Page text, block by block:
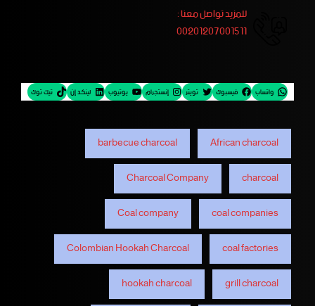
للمزيد تواصل معنا :
00201207001511
واتساب فيسبوك تويتر إنستجرام يوتيوب لينكد إن تيك توك
African charcoal
barbecue charcoal
charcoal
Charcoal Company
coal companies
Coal company
coal factories
Colombian Hookah Charcoal
grill charcoal
hookah charcoal